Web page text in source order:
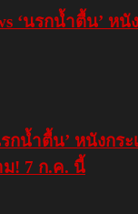
‘นรกน้ำตื้น’ ห
กน้ำตื้น’ หนังกระ
! 7 ก.ค. นี้